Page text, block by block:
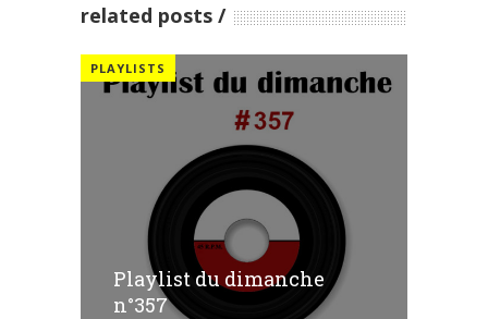
related posts
PLAYLISTS
Playlist du dimanche
n°357